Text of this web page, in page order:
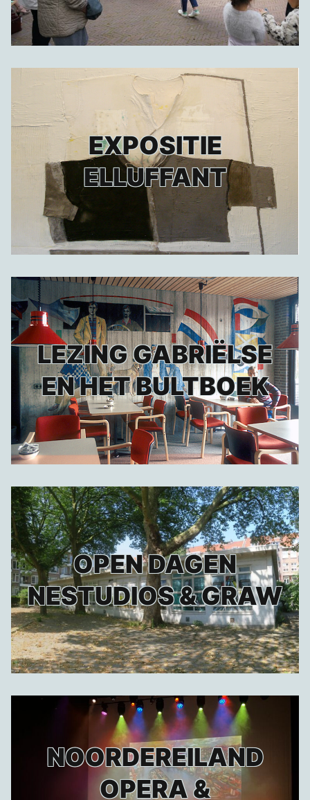
EXPOSITIE
ELLUFFANT
LEZING GABRIËLSE
EN HET BULTBOEK
OPEN DAGEN
NESTUDIOS & GRAW
NOORDEREILAND
OPERA &